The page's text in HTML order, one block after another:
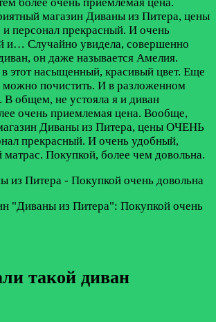
магазин Диваны из Питера, цены
персонал прекрасный. И очень
и… Случайно увидела, совершенно
он даже называется Амелия.
этот насыщенный, красивый цвет. Еще
почистить. И в разложенном
В общем, не устояла я и диван
очень приемлемая цена. Вообще,
Диваны из Питера, цены ОЧЕНЬ
прекрасный. И очень удобный,
Покупкой, более чем довольна.
такой диван